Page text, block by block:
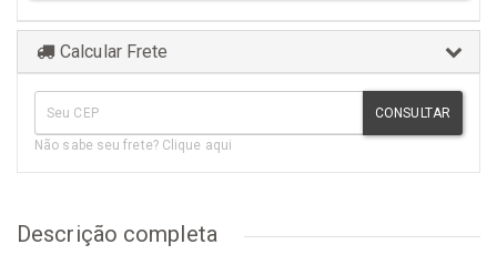
Calcular Frete
CONSULTAR
Não sabe seu frete? Clique aqui
Descrição completa